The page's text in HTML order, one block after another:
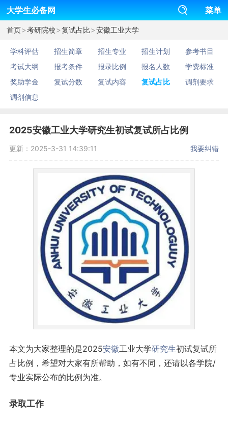
大学生必备网 菜单
首页>考研院校>复试占比>安徽工业大学
学科评估 招生简章 招生专业 招生计划
参考书目
考试大纲
报考条件 报录比例 报名人数
学费标准
奖助学金
复试分数 复试内容 复试占比
调剂要求
调剂信息
2025安徽工业大学研究生初试复试所占比例
更新：2025-3-31 14:39:11 我要纠错
本文为大家整理的是2025安徽工业大学研究生初试复试所
占比例，希望对大家有所帮助，如有不同，还请以各学院/
专业实际公布的比例为准。
录取工作